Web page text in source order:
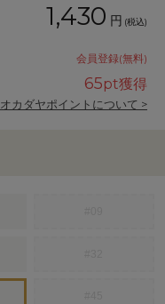
1,430 円 (税込)
会員登録(無料)
65pt獲得
オカダヤポイントについて >